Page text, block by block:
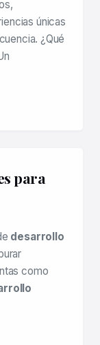
únicas
¿Qué
para
desarrollo
como